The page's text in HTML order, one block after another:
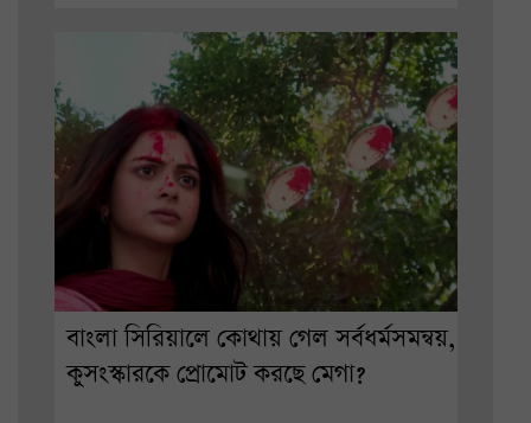
বাংলা সিরিয়ালে কোথায় গেল সর্বধর্মসমন্বয়,
কুসংস্কারকে প্রোমোট করছে মেগা?